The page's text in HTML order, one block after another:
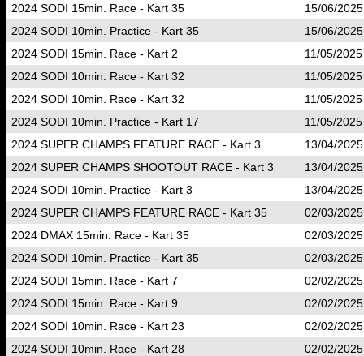
2024 SODI 15min. Race - Kart 35
15/06/
2024 SODI 10min. Practice - Kart 35
15/06/
2024 SODI 15min. Race - Kart 2
11/05/
2024 SODI 10min. Race - Kart 32
11/05/
2024 SODI 10min. Race - Kart 32
11/05/
2024 SODI 10min. Practice - Kart 17
11/05/
2024 SUPER CHAMPS FEATURE RACE - Kart 3
13/04/
2024 SUPER CHAMPS SHOOTOUT RACE - Kart 3
13/04/
2024 SODI 10min. Practice - Kart 3
13/04/
2024 SUPER CHAMPS FEATURE RACE - Kart 35
02/03/
2024 DMAX 15min. Race - Kart 35
02/03/
2024 SODI 10min. Practice - Kart 35
02/03/
2024 SODI 15min. Race - Kart 7
02/02/
2024 SODI 15min. Race - Kart 9
02/02/
2024 SODI 10min. Race - Kart 23
02/02/
2024 SODI 10min. Race - Kart 28
02/02/